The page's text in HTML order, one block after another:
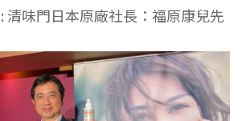
清味門日本原廠社長：福原康兒先